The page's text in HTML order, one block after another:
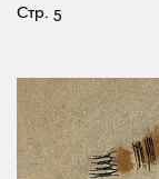
Стр. 5